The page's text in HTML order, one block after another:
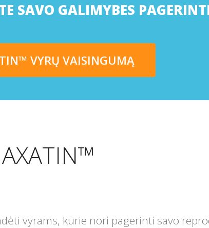
SAVO GALIMYBES
VYRŲ VAISINGUMĄ
vyrams, kurie nori pagerinti savo